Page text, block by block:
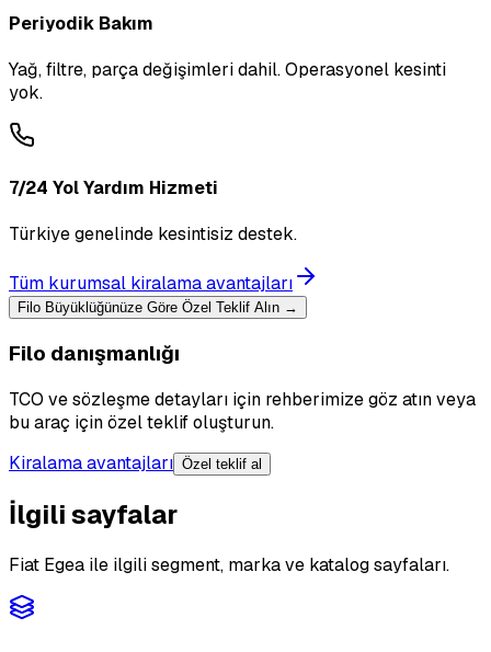
Periyodik Bakım
Yağ, filtre, parça değişimleri dahil. Operasyonel kesinti
yok.
7/24 Yol Yardım Hizmeti
Türkiye genelinde kesintisiz destek.
Tüm kurumsal kiralama avantajları
Filo Büyüklüğünüze Göre Özel Teklif Alın →
Filo danışmanlığı
TCO ve sözleşme detayları için rehberimize göz atın veya
bu araç için özel teklif oluşturun.
Kiralama avantajları Özel teklif al
İlgili sayfalar
Fiat Egea ile ilgili segment, marka ve katalog sayfaları.